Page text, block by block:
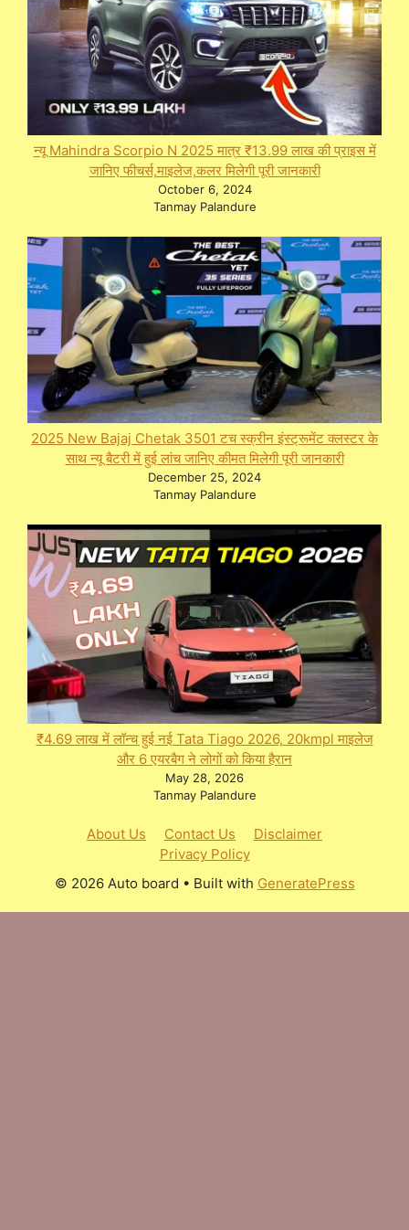
न्यू Mahindra Scorpio N 2025 मात्र ₹13.99 लाख की प्राइस में
जानिए फीचर्स,माइलेज,कलर मिलेगी पूरी जानकारी
October 6, 2024
Tanmay Palandure
2025 New Bajaj Chetak 3501 टच स्क्रीन इंस्ट्रूमेंट क्लस्टर के
साथ न्यू बैटरी में हुई लांच जानिए कीमत मिलेगी पूरी जानकारी
December 25, 2024
Tanmay Palandure
₹4.69 लाख में लॉन्च हुई नई Tata Tiago 2026, 20kmpl माइलेज
और 6 एयरबैग ने लोगों को किया हैरान
May 28, 2026
Tanmay Palandure
About Us Contact Us
Disclaimer
Privacy Policy
© 2026 Auto board • Built with GeneratePress